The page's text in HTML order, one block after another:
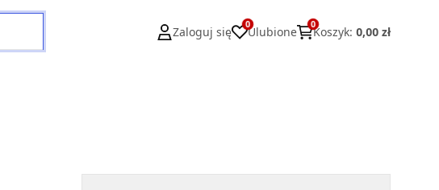
Zaloguj się
0
Ulubione
0
Koszyk: 0,00 zł